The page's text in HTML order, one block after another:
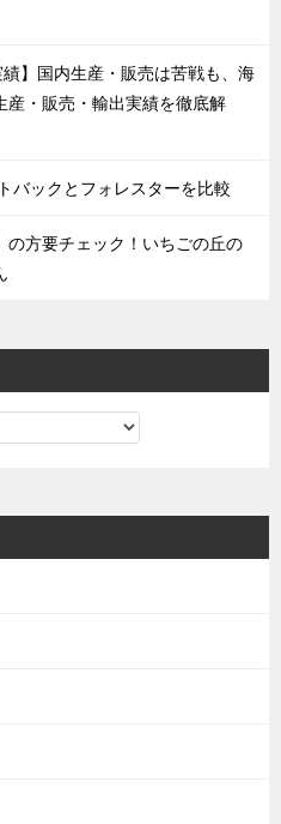
績】国内生産・販売は苦戦も、海
産・販売・輸出実績を徹底解
バックとフォレスターを比較
の方要チェック！いちごの丘の